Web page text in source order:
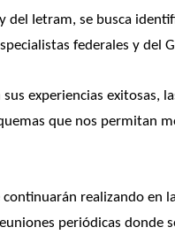
del Ietram, se busca
federales y del
experiencias exitosas,
que nos permitan
realizando en
periódicas donde